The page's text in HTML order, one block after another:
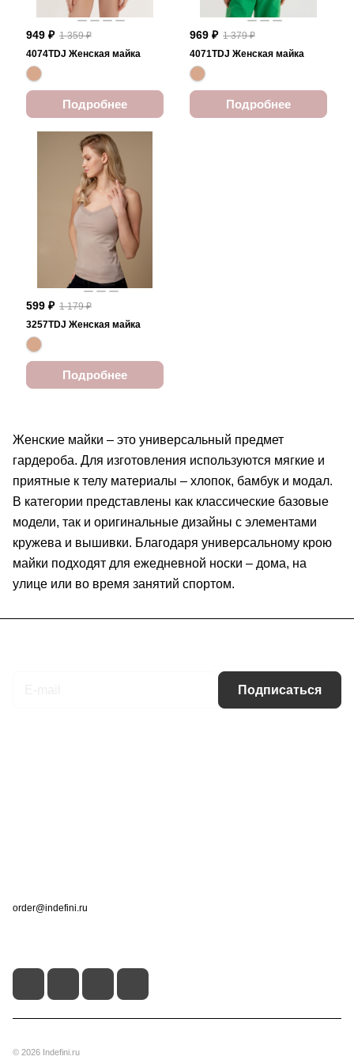
949 ₽ 1 359 ₽
4074TDJ Женская майка
Подробнее
969 ₽ 1 379 ₽
4071TDJ Женская майка
Подробнее
599 ₽ 1 179 ₽
3257TDJ Женская майка
Подробнее
Женские майки – это универсальный предмет
гардероба. Для изготовления используются мягкие и
приятные к телу материалы – хлопок, бамбук и модал.
В категории представлены как классические базовые
модели, так и оригинальные дизайны с элементами
кружева и вышивки. Благодаря универсальному крою
майки подходят для ежедневной носки – дома, на
улице или во время занятий спортом.
Подписаться
order@indefini.ru
© 2026 Indefini.ru